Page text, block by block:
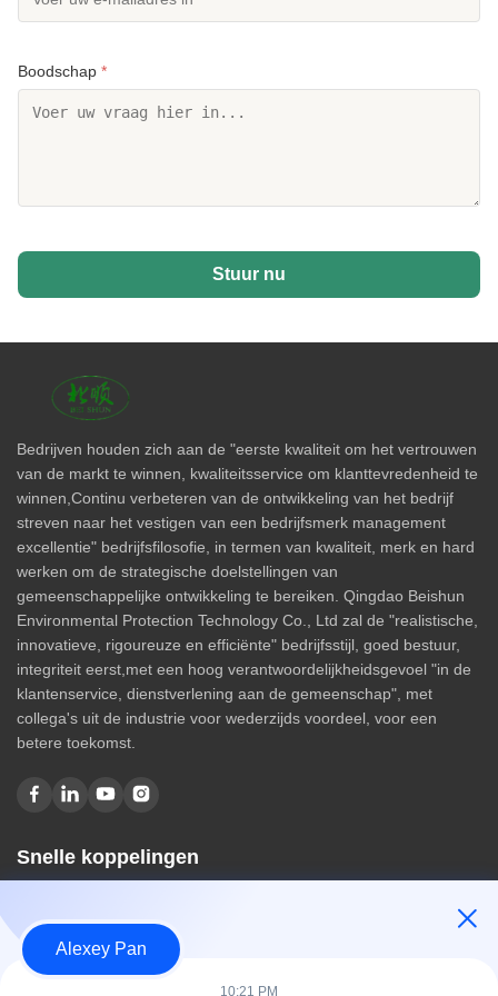
Boodschap *
Stuur nu
Bedrijven houden zich aan de "eerste kwaliteit om het vertrouwen
van de markt te winnen, kwaliteitsservice om klanttevredenheid te
winnen,Continu verbeteren van de ontwikkeling van het bedrijf
streven naar het vestigen van een bedrijfsmerk management
excellentie" bedrijfsfilosofie, in termen van kwaliteit, merk en hard
werken om de strategische doelstellingen van
gemeenschappelijke ontwikkeling te bereiken. Qingdao Beishun
Environmental Protection Technology Co., Ltd zal de "realistische,
innovatieve, rigoureuze en efficiënte" bedrijfsstijl, goed bestuur,
integriteit eerst,met een hoog verantwoordelijkheidsgevoel "in de
klantenservice, dienstverlening aan de gemeenschap", met
collega's uit de industrie voor wederzijds voordeel, voor een
betere toekomst.
Snelle koppelingen
Over ons
productenAlexey Pan
10:21 PM